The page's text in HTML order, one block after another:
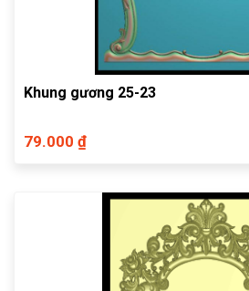
Khung gương 25-23
79.000 ₫